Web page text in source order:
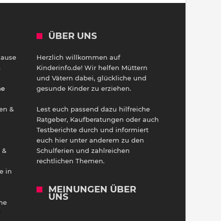
&
&
in
ÜBER UNS
Herzlich willkommen auf
Kinderinfo.de! Wir helfen Müttern
und Vätern dabei, glückliche und
gesunde Kinder zu erziehen.
Lest euch passend dazu hilfreiche
Ratgeber, Kaufberatungen oder auch
Testberichte durch und informiert
euch hier unter anderem zu den
Schulferien und zahlreichen
rechtlichen Themen.
MEINUNGEN ÜBER
UNS